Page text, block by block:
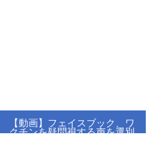
【動画】フェイスブック、ワ
クチンを疑問視する声を選別